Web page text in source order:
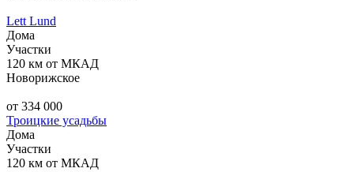
Lett Lund
Дома
Участки
120 км от МКАД
Новорижское
от 334 000
Троицкие усадьбы
Дома
Участки
120 км от МКАД